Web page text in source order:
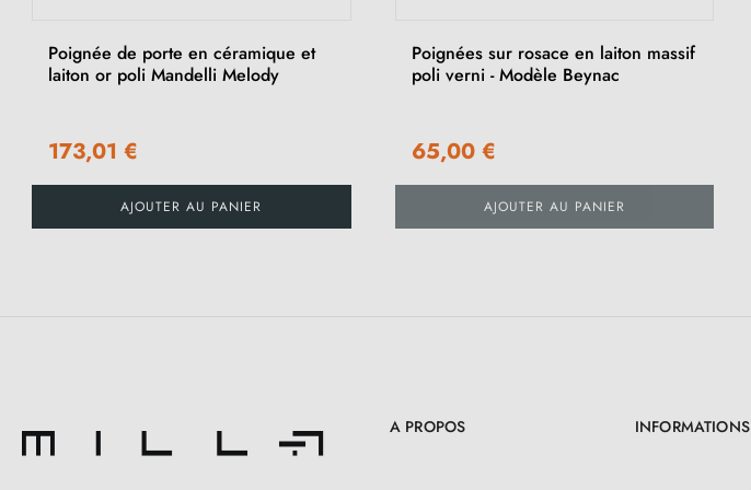
Poignée de porte en céramique et
laiton or poli Mandelli Melody
173,01 €
AJOUTER AU PANIER
Poignées sur rosace en laiton massif
poli verni - Modèle Beynac
65,00 €
AJOUTER AU PANIER
A PROPOS INFORMATIONS